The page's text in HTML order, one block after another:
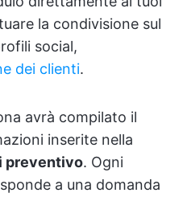
la condivisione sul
social,
dei clienti.
avrà compilato il
inserite nella
preventivo. Ogni
a una domanda